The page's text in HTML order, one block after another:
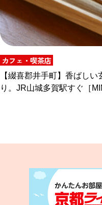
カフェ・喫茶店
【綴喜郡井手町】香ばし
り。JR山城多賀駅すぐ［